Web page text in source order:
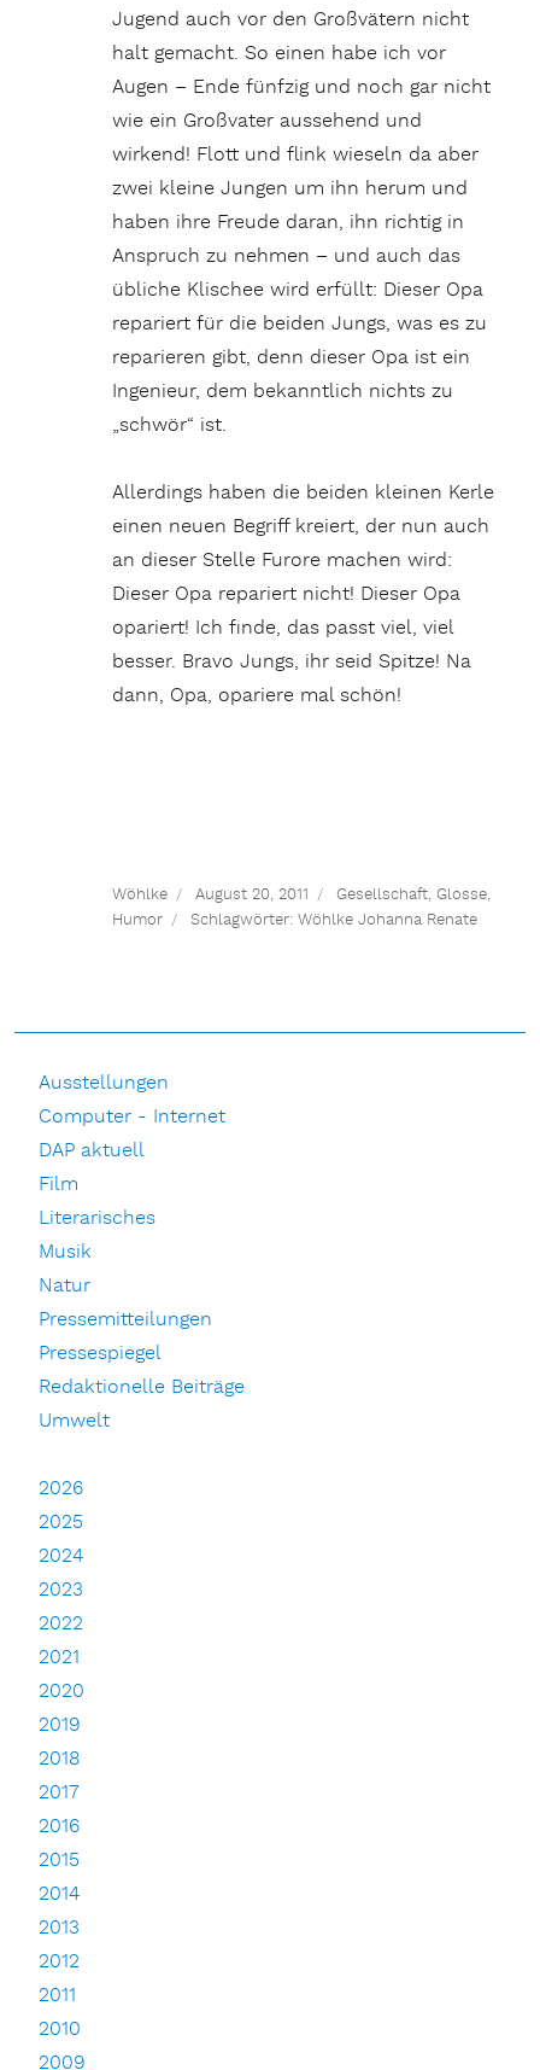
Jugend auch vor den Großvätern nicht
halt gemacht. So einen habe ich vor
Augen – Ende fünfzig und noch gar nicht
wie ein Großvater aussehend und
wirkend! Flott und flink wieseln da aber
zwei kleine Jungen um ihn herum und
haben ihre Freude daran, ihn richtig in
Anspruch zu nehmen – und auch das
übliche Klischee wird erfüllt: Dieser Opa
repariert für die beiden Jungs, was es zu
reparieren gibt, denn dieser Opa ist ein
Ingenieur, dem bekanntlich nichts zu
„schwör“ ist.
Allerdings haben die beiden kleinen Kerle
einen neuen Begriff kreiert, der nun auch
an dieser Stelle Furore machen wird:
Dieser Opa repariert nicht! Dieser Opa
opariert! Ich finde, das passt viel, viel
besser. Bravo Jungs, ihr seid Spitze! Na
dann, Opa, opariere mal schön!
Wöhlke August 20, 2011 Gesellschaft, Glosse,
Humor
Schlagwörter:Wöhlke Johanna Renate
Ausstellungen
Computer - Internet
DAP aktuell
Film
Literarisches
Musik
Natur
Pressemitteilungen
Pressespiegel
Redaktionelle Beiträge
Umwelt
2026
2025
2024
2023
2022
2021
2020
2019
2018
2017
2016
2015
2014
2013
2012
2011
2010
2009